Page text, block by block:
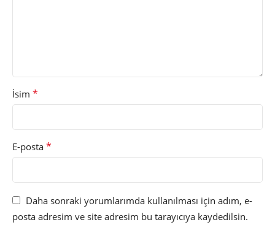
İsim *
E-posta *
Daha sonraki yorumlarımda kullanılması için adım, e-
posta adresim ve site adresim bu tarayıcıya kaydedilsin.